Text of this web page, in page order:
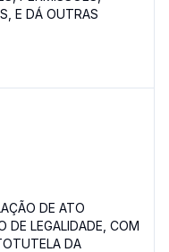
E DÁ OUTRAS
DE ATO
DE LEGALIDADE, COM
DA